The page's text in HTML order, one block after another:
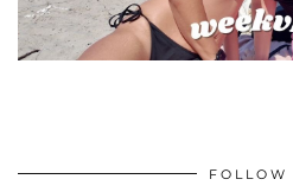
FOLLOW